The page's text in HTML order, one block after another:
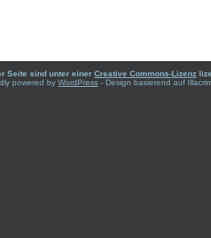
Seite sind unter einer Creative Commons-Lizenz
powered by WordPress - Design basierend auf